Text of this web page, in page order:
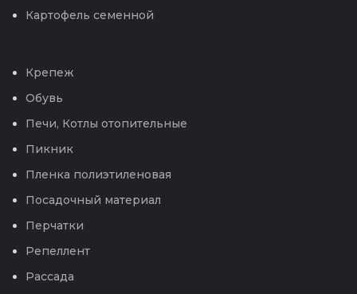
Картофель семенной
Крепеж
Обувь
Печи, Котлы отопительные
Пикник
Пленка полиэтиленовая
Посадочный материал
Перчатки
Репеллент
Рассада